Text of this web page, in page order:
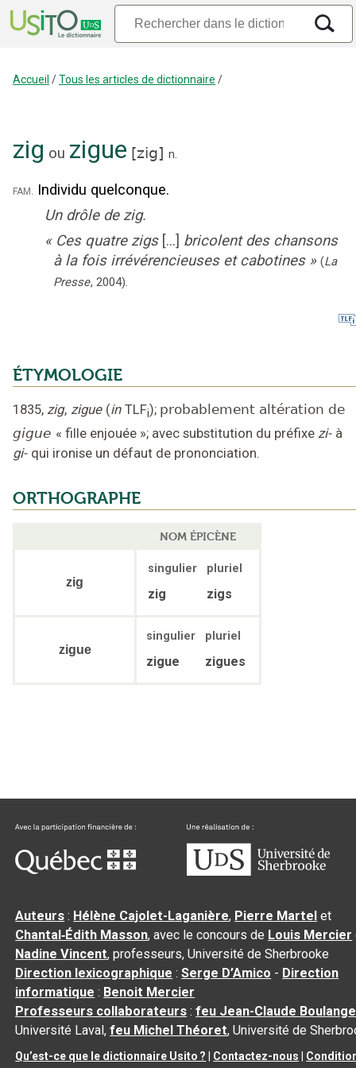
Accueil /Tous les articles de dictionnaire /
zig ou zigue [zig] n.
fam. Individu quelconque.
Un drôle de zig.
« Ces quatre zigs [...] bricolent des chansons
à la fois irrévérencieuses et cabotines » (La
Presse, 2004).
ÉTYMOLOGIE
1835, zig, zigue (in TLFi); probablement altération de
gigue « fille enjouée »; avec substitution du préfixe zi- à
gi- qui ironise un défaut de prononciation.
ORTHOGRAPHE
NOM ÉPICÈNE
zig
singulier pluriel
zig zigs
zigue
singulier pluriel
zigue zigues
Auteurs : Hélène Cajolet-Laganière, Pierre Martel et
Chantal‑Édith Masson, avec le concours de Louis Mercier
Nadine Vincent, professeurs, Université de Sherbrooke
Direction lexicographique :Serge D’Amico - Direction
informatique : Benoit Mercier
Professeurs collaborateurs :feu Jean-Claude
Université Laval,feu Michel Théoret, Université de
Qu’est-ce que le dictionnaire Usito ? Contactez-nous